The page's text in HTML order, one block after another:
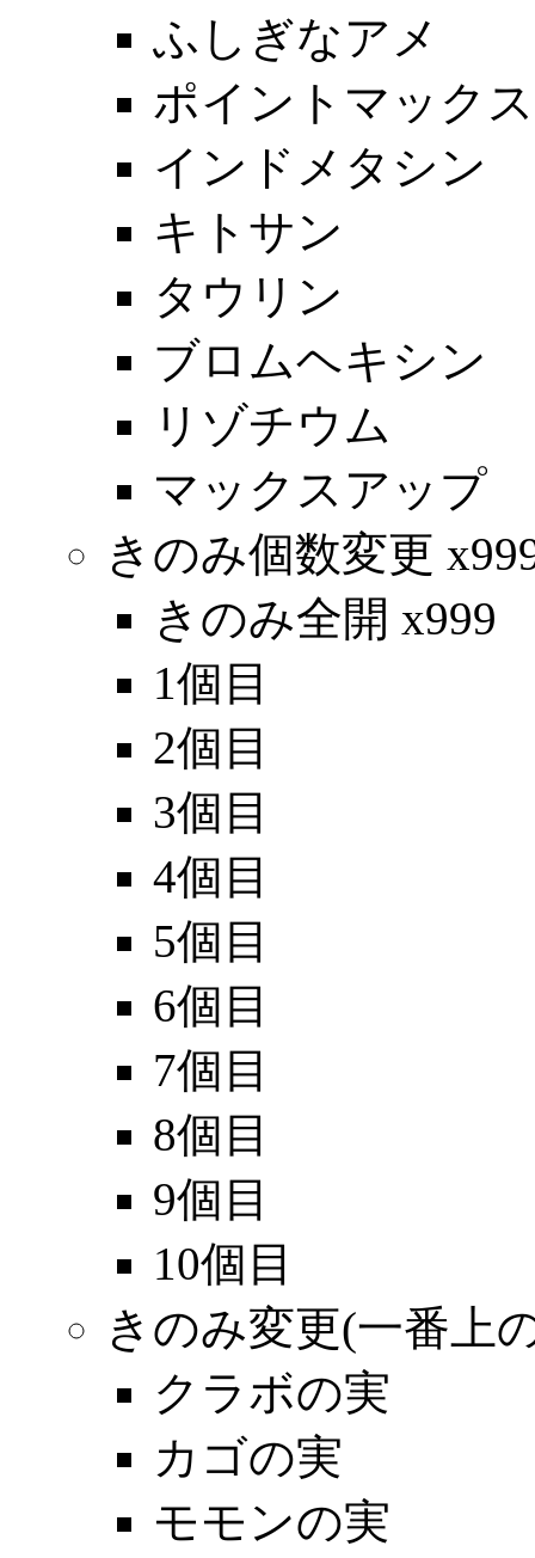
ふしぎなアメ
ポイントマックス
インドメタシン
キトサン
タウリン
ブロムヘキシン
リゾチウム
マックスアップ
きのみ個数変更
きのみ全開 x999
1個目
2個目
3個目
4個目
5個目
6個目
7個目
8個目
9個目
10個目
きのみ変更(一番上
クラボの実
カゴの実
モモンの実